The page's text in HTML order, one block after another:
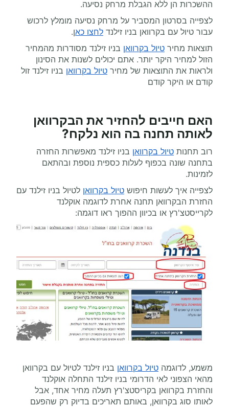
ההשכרות הן ללא הגבלת מרחק נסיעה.
לצפייה בסרטון המסביר על מרחק נסיעה מומלץ לרכוש
עבור טיול עם בקרוואן בניו זילנד לחצו כאן.
תוצאות מחיר טיול בקרוואן בניו זילנד מסודרות מהמחיר
הזול למחיר היקר יותר. אתם יכולים לשנות את הסינון
ולראות את התוצאות של מחיר טיול בקרוואן בניו זילנד זול
קודם או היקר קודם
האם חייבים להחזיר את הבקרוואן
לאותה תחנה בה הוא נלקח?
רוב תחנות טיול בקרוואן בניו זילנד מאפשרות החזרה
בתחנה שונה בכפוף לעלות כספית נוספת ובהתאם
לזמינות.
לצפייה איך לעשות חיפוש טיול בקרוואן לטיול בניו זילנד עם
החזרת הבקרוואן תחנה אחרת לדוגמה אוקלנד
לקרייסטצ'רץ או בכיוון ההפוך ראו דוגמה:
משמע, לדוגמה טיול בקרוואן בניו זילנד לטיול עם בקרוואן
מהאי הצפוני לאי הדרומי בניו זילנד התחלה אוקלנד
והחזרת בקרוואן בקריסטצ'רץ תעלה מחיר אחד, אבל
לאותו סוג בקרוואן, באותם תאריכים בדיוק רק שהפעם